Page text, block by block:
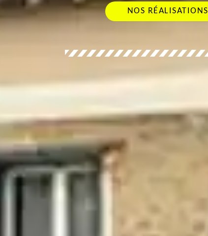
NOS RÉALISATIONS